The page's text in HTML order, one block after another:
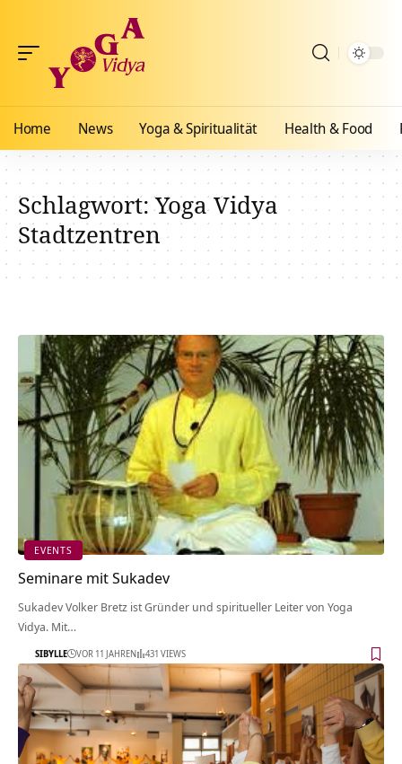
Home News Yoga & Spiritualität Health & Food
Schlagwort:Yoga Vidya
Stadtzentren
EVENTS
Seminare mit Sukadev
Sukadev Volker Bretz ist Gründer und spiritueller Leiter von Yoga
Vidya. Mit…
SIBYLLE VOR 11 JAHREN 431 VIEWS